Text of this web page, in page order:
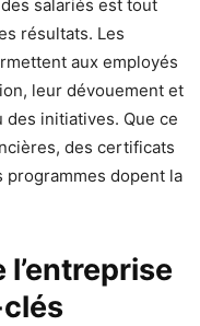
salariés est tout
résultats. Les
aux employés
leur dévouement et
initiatives. Que ce
des certificats
dopent la